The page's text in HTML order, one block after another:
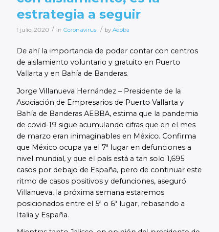
estrategia a seguir
1 julio, 2020 / in Coronavirus / by Aebba
De ahí la importancia de poder contar con centros
de aislamiento voluntario y gratuito en Puerto
Vallarta y en Bahía de Banderas.
Jorge Villanueva Hernández – Presidente de la
Asociación de Empresarios de Puerto Vallarta y
Bahía de Banderas AEBBA, estima que la pandemia
de covid-19 sigue acumulando cifras que en el mes
de marzo eran inimaginables en México. Confirma
que México ocupa ya el 7ª lugar en defunciones a
nivel mundial, y que el país está a tan solo 1,695
casos por debajo de España, pero de continuar este
ritmo de casos positivos y defunciones, aseguró
Villanueva, la próxima semana estaremos
posicionados entre el 5ª o 6ª lugar, rebasando a
Italia y España.